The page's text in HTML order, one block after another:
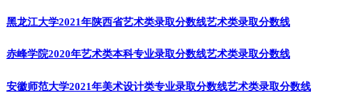
黑龙江大学2021年陕西省艺术类录取分数线艺术类录取分数线
赤峰学院2020年艺术类本科专业录取分数线艺术类录取分数线
安徽师范大学2021年美术设计类专业录取分数线艺术类录取分数线